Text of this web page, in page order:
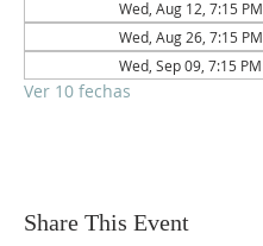
Wed, Aug 12, 7:15 PM
Wed, Aug 26, 7:15 PM
Wed, Sep 09, 7:15 PM
Ver 10 fechas
Share This Event